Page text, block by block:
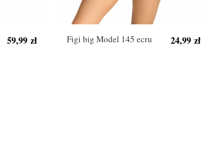
59,99 zł Figi big Model 145 ecru 24,99 zł